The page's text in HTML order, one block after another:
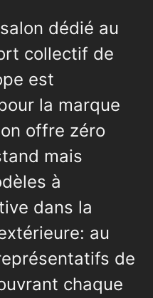
dédié au
collectif de
est
la marque
offre zéro
mais
à
dans la
au
de
chaque